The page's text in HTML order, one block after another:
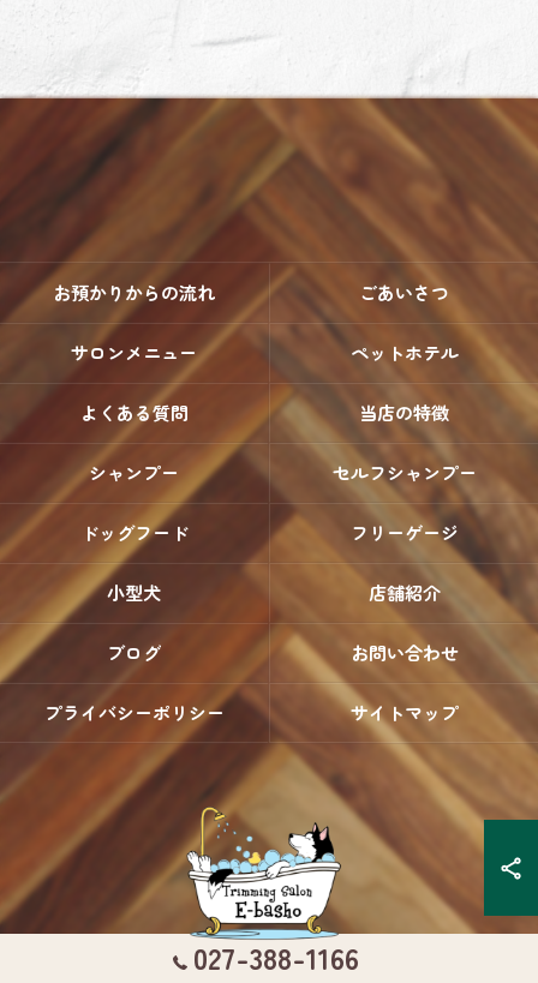
027-388-1166
お預かりからの流れ ごあいさつ
サロンメニュー ペットホテル
よくある質問 当店の特徴
シャンプー セルフシャンプー
ドッグフード フリーゲージ
小型犬 店舗紹介
ブログ お問い合わせ
プライバシーポリシー サイトマップ